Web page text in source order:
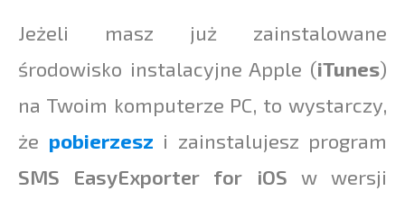
Jeżeli masz już zainstalowane
środowisko instalacyjne Apple (iTunes)
na Twoim komputerze PC, to wystarczy,
że pobierzesz i zainstalujesz program
SMS EasyExporter for iOS w wersji